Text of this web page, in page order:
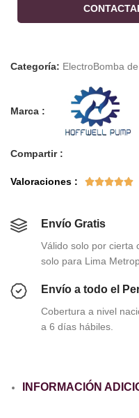
Categoría: ElectroBomba
Marca :
Compartir :
Valoraciones : 
Envío Gratis
Válido solo por cierta
solo para Lima
Envío a todo el
Cobertura a nivel
a 6 días hábiles.
INFORMACIÓN